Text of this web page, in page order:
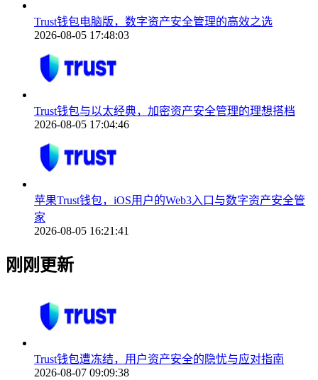
Trust钱包电脑版，数字资产安全管理的高效之选
2026-08-05 17:48:03
Trust钱包与以太经典，加密资产安全管理的理想搭档
2026-08-05 17:04:46
苹果Trust钱包，iOS用户的Web3入口与数字资产安全管
家
2026-08-05 16:21:41
刚刚更新
Trust钱包遭冻结，用户资产安全的隐忧与应对指南
2026-08-07 09:09:38